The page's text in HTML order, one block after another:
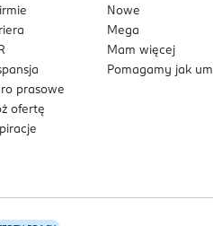
osób poniżej 16-go roku życia.
prasowe
ofertę
Nowe
Mega
Mam więcej
Pomagamy jak